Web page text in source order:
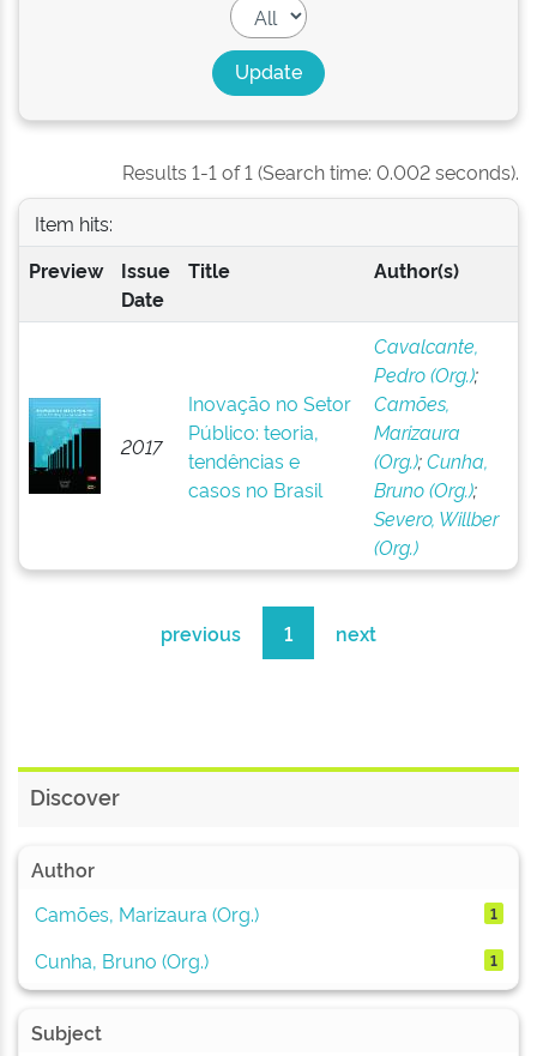
Results 1-1 of 1 (Search time: 0.002 seconds).
Item hits:
Preview
Issue
Date
Title Author(s)
2017
Inovação no Setor
Público: teoria,
tendências e
casos no Brasil
Cavalcante,
Pedro (Org.);
Camões,
Marizaura
(Org.);Cunha,
Bruno (Org.);
Severo, Willber
(Org.)
previous 1 next
Discover
Author
Camões, Marizaura (Org.)
1
Cunha, Bruno (Org.) 1
Subject